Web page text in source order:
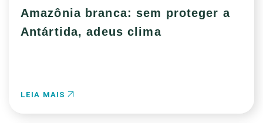
Amazônia branca: sem proteger a
Antártida, adeus clima
LEIA MAIS